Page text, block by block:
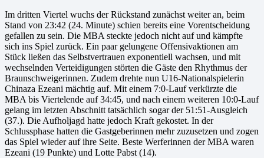
Im dritten Viertel wuchs der Rückstand zunächst weiter an, beim
Stand von 23:42 (24. Minute) schien bereits eine Vorentscheidung
gefallen zu sein. Die MBA steckte jedoch nicht auf und kämpfte
sich ins Spiel zurück. Ein paar gelungene Offensivaktionen am
Stück ließen das Selbstvertrauen exponentiell wachsen, und mit
wechselnden Verteidigungen störten die Gäste den Rhythmus der
Braunschweigerinnen. Zudem drehte nun U16-Nationalspielerin
Chinaza Ezeani mächtig auf. Mit einem 7:0-Lauf verkürzte die
MBA bis Viertelende auf 34:45, und nach einem weiteren 10:0-Lauf
gelang im letzten Abschnitt tatsächlich sogar der 51:51-Ausgleich
(37.). Die Aufholjagd hatte jedoch Kraft gekostet. In der
Schlussphase hatten die Gastgeberinnen mehr zuzusetzen und zogen
das Spiel wieder auf ihre Seite. Beste Werferinnen der MBA waren
Ezeani (19 Punkte) und Lotte Pabst (14).